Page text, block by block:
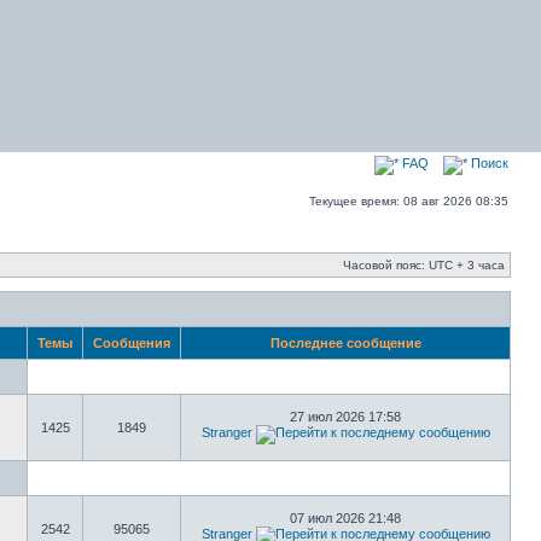
FAQ Поиск
Текущее время: 08 авг 2026 08:35
Часовой пояс: UTC + 3 часа
Темы Сообщения Последнее сообщение
1425 1849
27 июл 2026 17:58
Stranger
2542 95065
07 июл 2026 21:48
Stranger